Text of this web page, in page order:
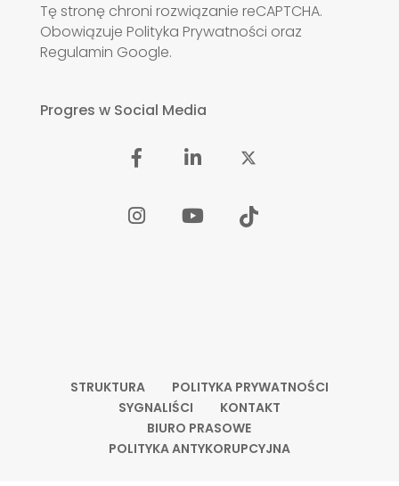
Tę stronę chroni rozwiązanie reCAPTCHA.
Obowiązuje Polityka Prywatności oraz
Regulamin Google.
Progres w Social Media
STRUKTURA
POLITYKA PRYWATNOŚCI
SYGNALIŚCI
KONTAKT
BIURO PRASOWE
POLITYKA ANTYKORUPCYJNA